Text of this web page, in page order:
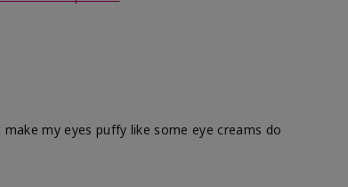
my eyes puffy like some eye creams do